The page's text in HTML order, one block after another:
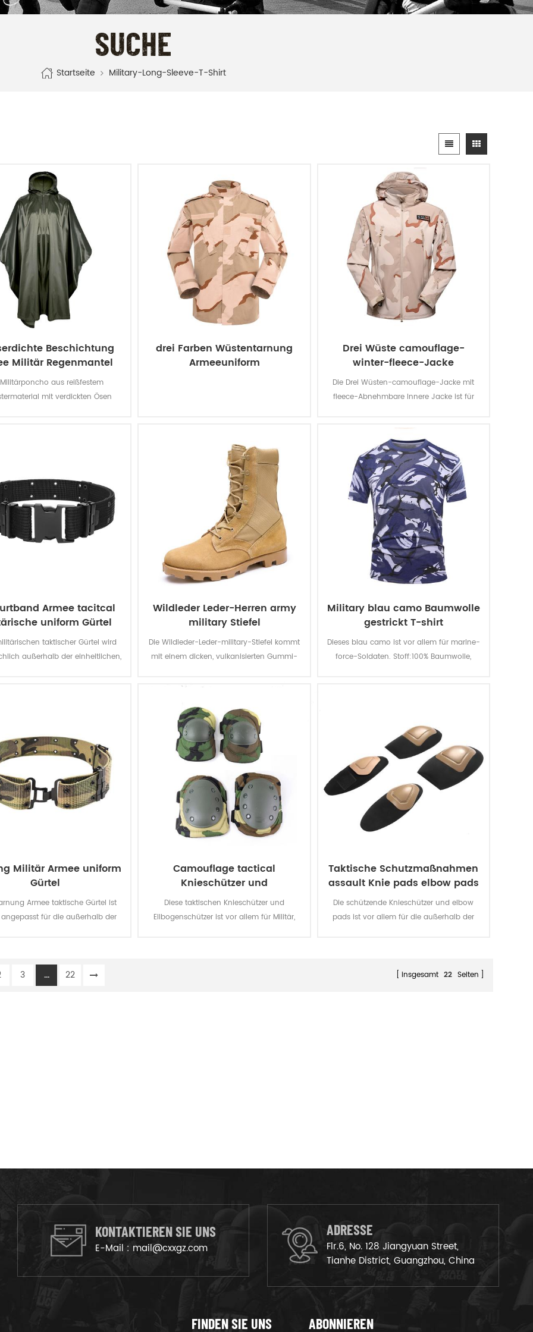
SUCHE
Startseite Military-Long-Sleeve-T-Shirt
Beschichtung
Militär Regenmantel
Ponchoaus reißfestem
mit verdickten Ösen
drei Farben Wüstentarnung
Armeeuniform
Drei Wüste camouflage-
winter-fleece-Jacke
Die Drei Wüsten-camouflage-Jacke mit
fleece-Abnehmbare Innere Jacke ist für
der Weberei.
Armee tacitcal
uniform Gürtel
taktischer Gürtel wird
außerhalb der einheitlichen,
Wildleder Leder-Herren army
military Stiefel
Die Wildleder-Leder-military-Stiefel kommt
mit einem dicken, vulkanisierten Gummi-
verbesserte Traktion, während Sie
Leder eine gute Qualität, langlebig,
komfortabel, atmungsaktiv. Mit der
optionalen wasserdicht, öl-beständig,
resistent gegen Feuer, stab-Beweis-
Military blau camo Baumwolle
gestrickt T-shirt
Dieses blau camo ist vor allem für marine-
force-Soldaten. Stoff:100% Baumwolle,
Militär Armee uniform
Gürtel
Armee taktische Gürtel ist
angepasst für die außerhalb der
Camouflage tactical
Knieschützer und
Ellbogenschützer
Diese taktischen Knieschützer und
Ellbogenschützer ist vor allem für Militär,
Taktische Schutzmaßnahmen
assault Knie pads elbow pads
Die schützende Knieschützer und elbow
pads ist vor allem für die außerhalb der
3 ... 22 insgesamt 22 Seiten
KONTAKTIEREN SIE UNS
E-Mail : mail@cxxgz.com
ADRESSE
Flr.6, No. 128 Jiangyuan Street,
Tianhe District, Guangzhou, China
FINDEN SIE UNS
ABONNIEREN